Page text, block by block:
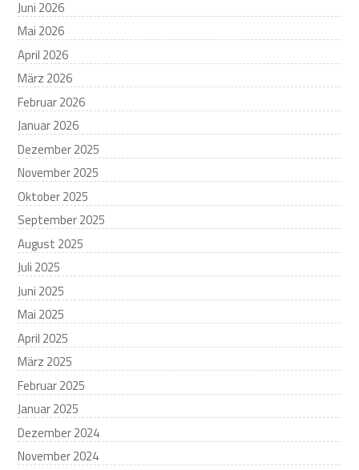
Juni 2026
Mai 2026
April 2026
März 2026
Februar 2026
Januar 2026
Dezember 2025
November 2025
Oktober 2025
September 2025
August 2025
Juli 2025
Juni 2025
Mai 2025
April 2025
März 2025
Februar 2025
Januar 2025
Dezember 2024
November 2024